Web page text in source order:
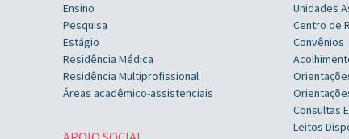
Ensino
Pesquisa
Estágio
Residência Médica
Residência Multiprofissional
Áreas acadêmico-assistenciais
Unidades
Centro de
Convênios
Consultas
Leitos